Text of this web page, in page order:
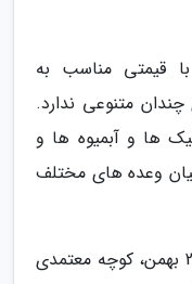
قیمتی مناسب به
متنوعی ندارد.
ها و آبمیوه ها و
وعده های مختلف
آدرس کافه هنر: کافه هنر در خیابان 22 بهمن، کوچه معتمدی